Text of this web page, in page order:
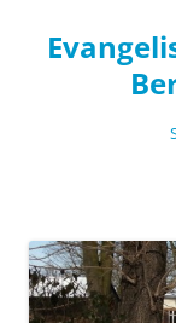
springen